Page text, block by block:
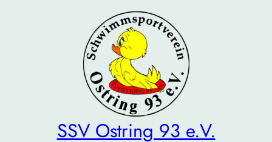
SSV Ostring 93 e.V.